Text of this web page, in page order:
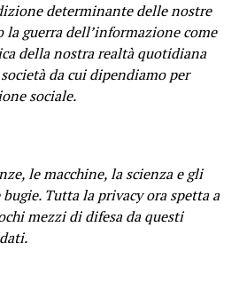
determinante delle nostre
guerra dell’informazione come
della nostra realtà quotidiana
da cui dipendiamo per
sociale.
le macchine, la scienza e gli
Tutta la privacy ora spetta a
mezzi di difesa da questi